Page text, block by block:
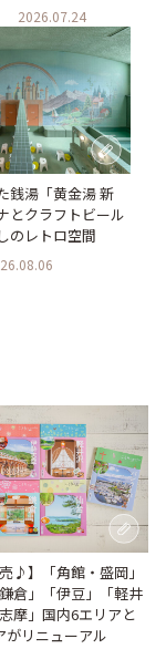
2026.07.24
銭湯「黄金湯 新
とクラフトビール
のレトロ空間
♪】「角館・盛岡」
倉」「伊豆」「軽井
摩」国内6エリアと
がリニューアル